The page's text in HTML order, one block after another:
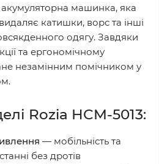
машинка, яка
катишки, ворс та інші
одягу. Завдяки
та ергономічному
незамінним помічником у
Rozia HCM-5013:
— мобільність та
без дротів